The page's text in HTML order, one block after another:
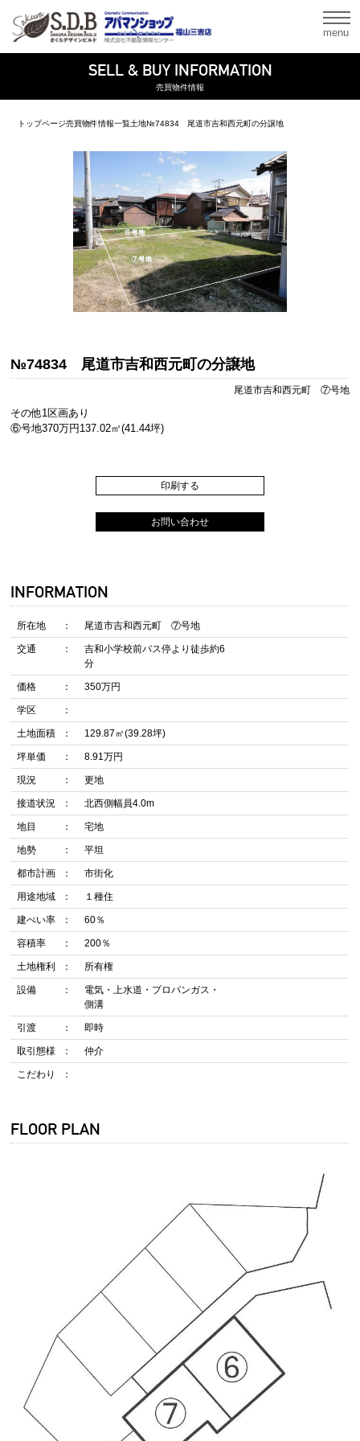
menu
SELL & BUY INFORMATION
売買物件情報
トップページ売買物件情報一覧土地№74834 尾道市吉和西元町の分譲地
№74834 尾道市吉和西元町の分譲地
尾道市吉和西元町 ⑦号地
その他1区画あり
⑥号地370万円137.02㎡(41.44坪)
印刷する
お問い合わせ
INFORMATION
所在地 尾道市吉和西元町 ⑦号地
交通
吉和小学校前バス停より徒歩約6
分
価格 350万円
学区
土地面積 129.87㎡(39.28坪)
坪単価 8.91万円
現況 更地
接道状況 北西側幅員4.0m
地目 宅地
地勢 平坦
都市計画 市街化
用途地域 １種住
建ぺい率 60％
容積率 200％
土地権利 所有権
設備
電気・上水道・プロパンガス・
側溝
引渡 即時
取引態様 仲介
こだわり
FLOOR PLAN